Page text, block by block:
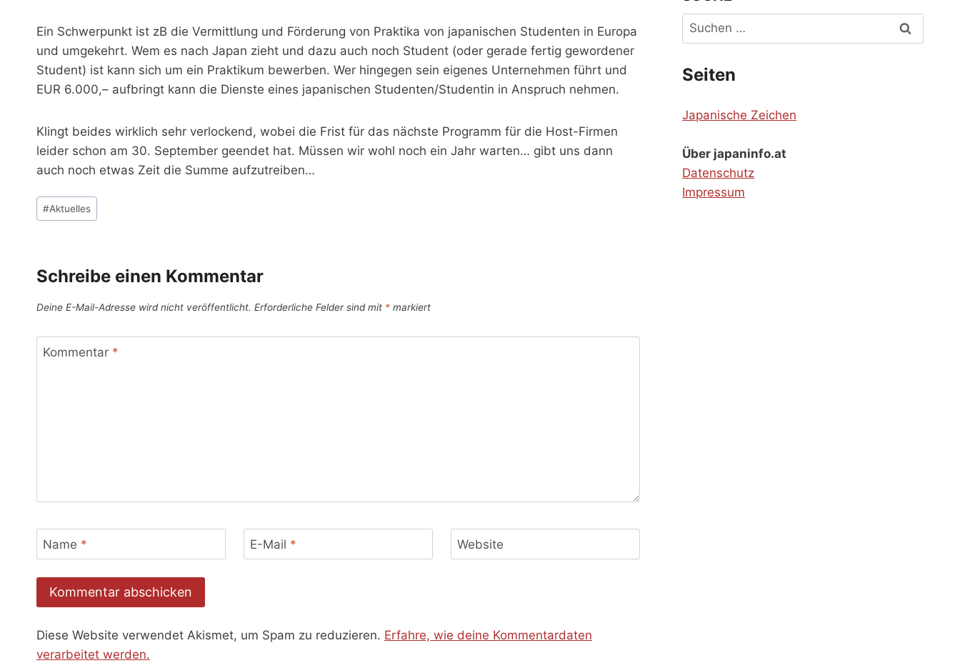
Ein Schwerpunkt ist zB die Vermittlung und Förderung von Praktika von japanischen Studenten in Europa
und umgekehrt. Wem es nach Japan zieht und dazu auch noch Student (oder gerade fertig gewordener
Student) ist kann sich um ein Praktikum bewerben. Wer hingegen sein eigenes Unternehmen führt und
EUR 6.000,– aufbringt kann die Dienste eines japanischen Studenten/Studentin in Anspruch nehmen.
Klingt beides wirklich sehr verlockend, wobei die Frist für das nächste Programm für die Host-Firmen
leider schon am 30. September geendet hat. Müssen wir wohl noch ein Jahr warten… gibt uns dann
auch noch etwas Zeit die Summe aufzutreiben…
Schlagworte:
#Aktuelles
Schreibe einen Kommentar
Deine E-Mail-Adresse wird nicht veröffentlicht. Erforderliche Felder sind mit * markiert
Kommentar *
Name * E-Mail * Website
Diese Website verwendet Akismet, um Spam zu reduzieren. Erfahre, wie deine Kommentardaten
verarbeitet werden.
Suchen
nach:
Seiten
Japanische Zeichen
Über japaninfo.at
Datenschutz
Impressum